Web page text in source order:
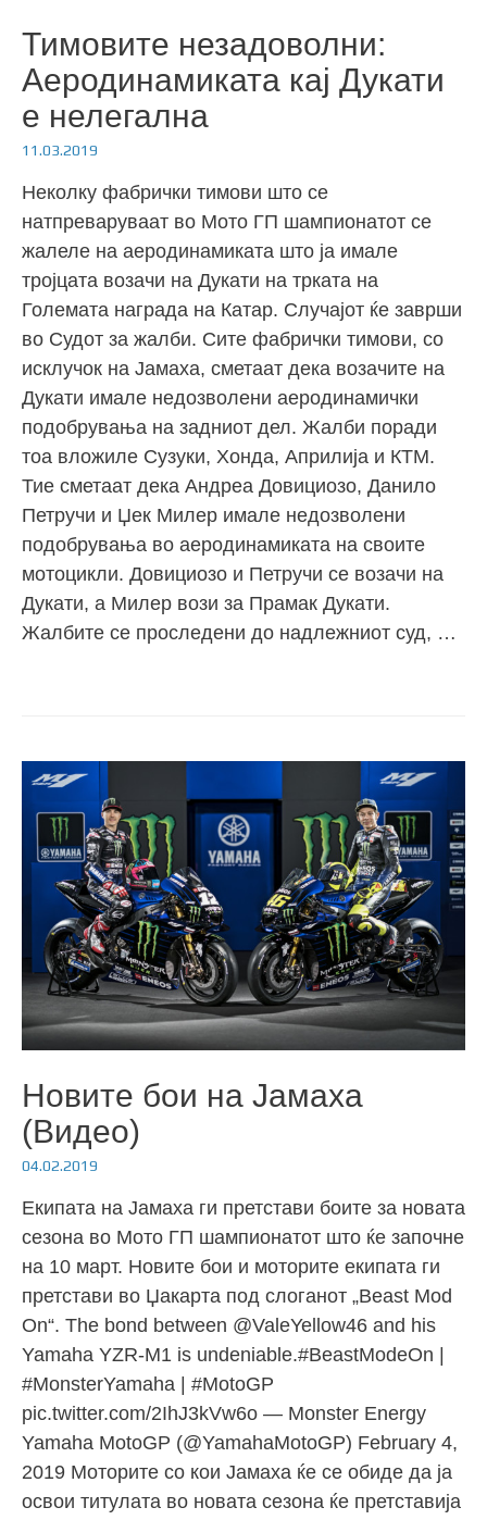
Тимовите незадоволни:
Аеродинамиката кај Дукати
е нелегална
11.03.2019
Неколку фабрички тимови што се
натпреваруваат во Мото ГП шампионатот се
жалеле на аеродинамиката што ја имале
тројцата возачи на Дукати на трката на
Големата награда на Катар. Случајот ќе заврши
во Судот за жалби. Сите фабрички тимови, со
исклучок на Јамаха, сметаат дека возачите на
Дукати имале недозволени аеродинамички
подобрувања на задниот дел. Жалби поради
тоа вложиле Сузуки, Хонда, Априлија и КТМ.
Тие сметаат дека Андреа Довициозо, Данило
Петручи и Џек Милер имале недозволени
подобрувања во аеродинамиката на своите
мотоцикли. Довициозо и Петручи се возачи на
Дукати, а Милер вози за Прамак Дукати.
Жалбите се проследени до надлежниот суд, …
Новите бои на Јамаха
(Видео)
04.02.2019
Екипата на Јамаха ги претстави боите за новата
сезона во Мото ГП шампионатот што ќе започне
на 10 март. Новите бои и моторите екипата ги
претстави во Џакарта под слоганот „Beast Mod
On“. The bond between @ValeYellow46 and his
Yamaha YZR-M1 is undeniable.#BeastModeOn |
#MonsterYamaha | #MotoGP
pic.twitter.com/2IhJ3kVw6o — Monster Energy
Yamaha MotoGP (@YamahaMotoGP) February 4,
2019 Моторите со кои Јамаха ќе се обиде да ја
освои титулата во новата сезона ќе претставија